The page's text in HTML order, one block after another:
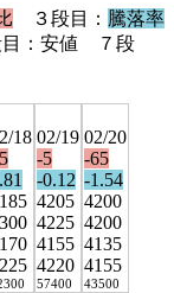
３段目： 騰落率
：安値 ７段
18 02/19
-5
-0.12
4205
4225
4155
4220
57400
02/20
-65
-1.54
4200
4200
4135
4155
43500